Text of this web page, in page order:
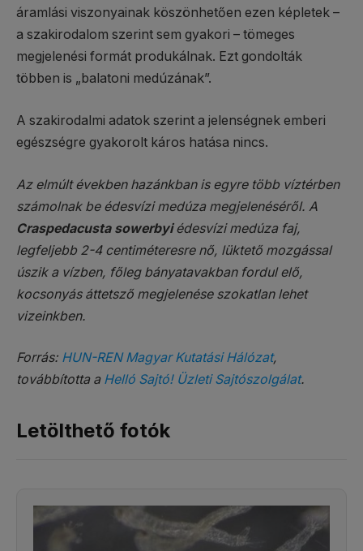
áramlási viszonyainak köszönhetően ezen képletek –
a szakirodalom szerint sem gyakori – tömeges
megjelenési formát produkálnak. Ezt gondolták
többen is „balatoni medúzának”.
A szakirodalmi adatok szerint a jelenségnek emberi
egészségre gyakorolt káros hatása nincs.
Az elmúlt években hazánkban is egyre több víztérben
számolnak be édesvízi medúza megjelenéséről. A
Craspedacusta sowerbyiédesvízi medúza faj,
legfeljebb 2-4 centiméteresre nő, lüktető mozgással
úszik a vízben, főleg bányatavakban fordul elő,
kocsonyás áttetsző megjelenése szokatlan lehet
vizeinkben.
Forrás: HUN-REN Magyar Kutatási Hálózat,
továbbította a Helló Sajtó! Üzleti Sajtószolgálat.
Letölthető fotók